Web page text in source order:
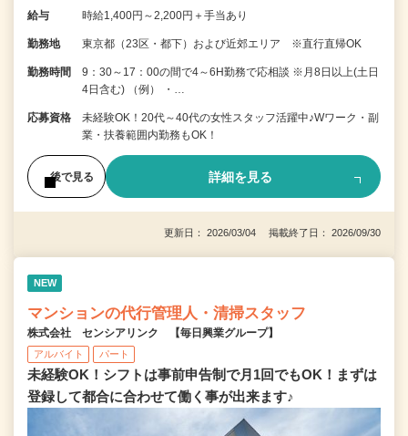
給与 時給1,400円～2,200円＋手当あり
勤務地 東京都（23区・都下）および近郊エリア ※直行直帰OK
勤務時間
9：30～17：00の間で4～6H勤務で応相談 ※月8日以上(土日
4日含む) （例） ・…
応募資格
未経験OK！20代～40代の女性スタッフ活躍中♪Wワーク・副
業・扶養範囲内勤務もOK！
後で見る 詳細を見る
更新日： 2026/03/04 掲載終了日： 2026/09/30
NEW
マンションの代行管理人・清掃スタッフ
株式会社 センシアリンク 【毎日興業グループ】
アルバイト パート
未経験OK！シフトは事前申告制で月1回でもOK！まずは
登録して都合に合わせて働く事が出来ます♪